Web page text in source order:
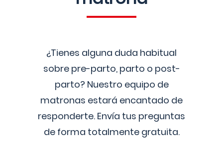
¿Tienes alguna duda habitual
sobre pre-parto, parto o post-
parto? Nuestro equipo de
matronas estará encantado de
responderte. Envía tus preguntas
de forma totalmente gratuita.